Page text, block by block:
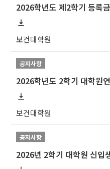
2026학년도 제2학기 등록
보건대학원
공지사항
2026학년도 2학기 대학원
보건대학원
공지사항